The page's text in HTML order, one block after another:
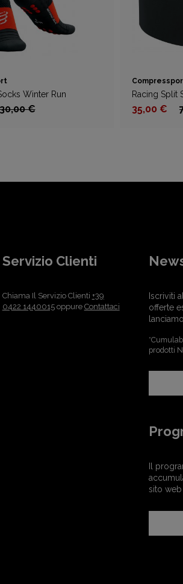
Winter Run
€
Racing Split
35,00 €
Servizio Clienti
Chiama Il Servizio Clienti +39
0422 1440015oppure Contattaci
Iscriviti
offerte
prodotti
Il
sito web